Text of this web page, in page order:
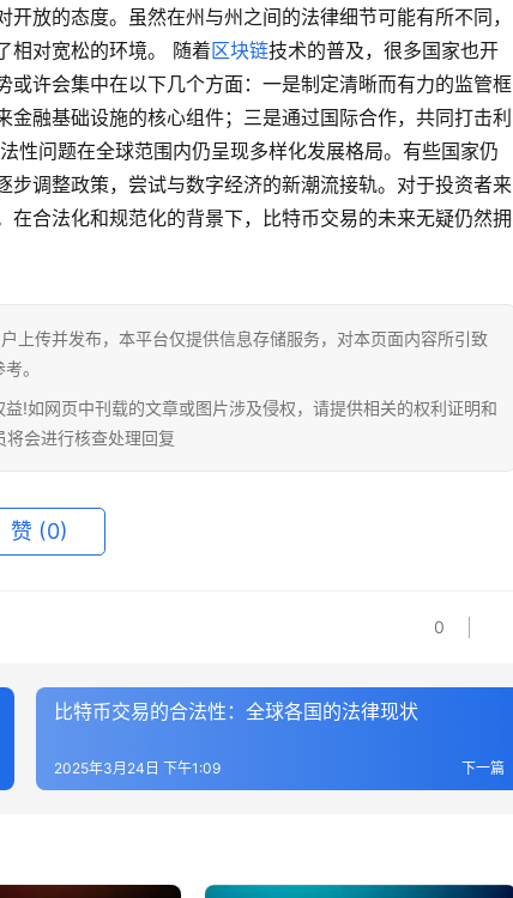
放的态度。虽然在州与州之间的法律细节可能有所不同，
相对宽松的环境。 随着区块链技术的普及，很多国家也开
许会集中在以下几个方面：一是制定清晰而有力的监管框
融基础设施的核心组件；三是通过国际合作，共同打击利
性问题在全球范围内仍呈现多样化发展格局。有些国家仍
调整政策，尝试与数字经济的新潮流接轨。对于投资者来
合法化和规范化的背景下，比特币交易的未来无疑仍然拥
上传并发布，本平台仅提供信息存储服务，对本页面内容所引致
。
!如网页中刊载的文章或图片涉及侵权，请提供相关的权利证明和
会进行核查处理回复
赞 (0)
0
比特币交易的合法性：全球各国的法律现状
下一篇
2025年3月24日 下午1:09